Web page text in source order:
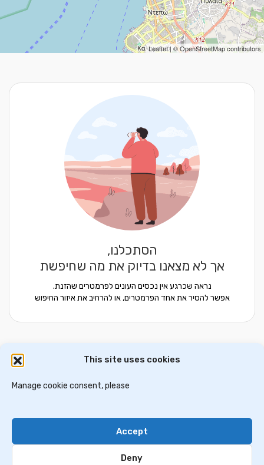
This site uses cookies
Manage cookie consent, please
Accept
Deny
Leaflet| ©OpenStreetMapcontributors
הסתכלנו,
אך לא מצאנו בדיוק את מה שחיפשת
נראה שכרגע אין נכסים העונים לפרמטרים שהזנת.
אפשר להסיר את אחד הפרמטרים, או להרחיב את איזור החיפוש
Privacy Policy
Contact Us